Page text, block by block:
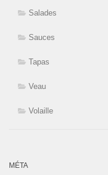
Salades
Sauces
Tapas
Veau
Volaille
MÉTA